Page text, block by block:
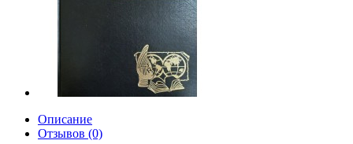
Описание
Отзывов (0)